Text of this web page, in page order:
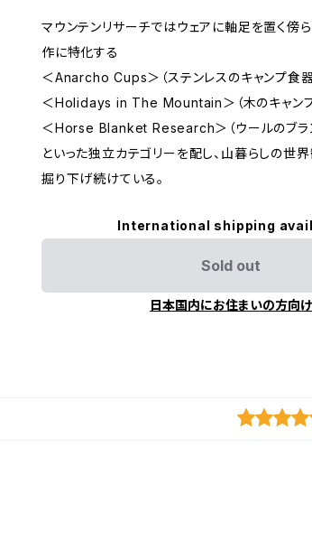
マウンテンリサーチではウェアに軸足を置く傍
作に特化する
＜Anarcho Cups＞（ステンレスのキャンプ食器
＜Holidays in The Mountain＞（木のキャンプ
＜Horse Blanket Research＞（ウールのブラン
といった独立カテゴリーを配し、山暮らしの世
掘り下げ続けている。
International shipping
Sold out
日本国内にお住まいの方向け